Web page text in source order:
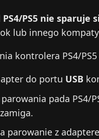
PS5 nie sparuje
lub innego
kontrolera PS4/
do portu USB
parowania pada PS4/
parowanie z